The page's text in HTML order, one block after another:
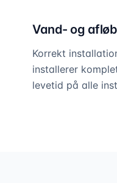
Vand- og
Korrekt
installerer
levetid på alle